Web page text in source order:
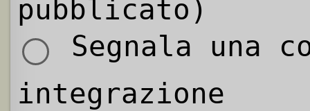
pubblicato)
Segnala una
integrazione